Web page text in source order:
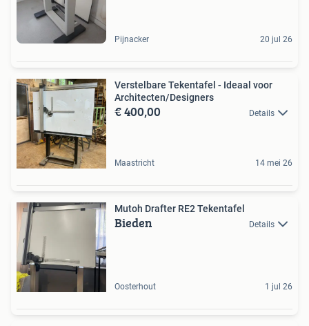
Pijnacker 20 jul 26
Verstelbare Tekentafel - Ideaal voor
Architecten/Designers
€ 400,00 Details
Maastricht 14 mei 26
Mutoh Drafter RE2 Tekentafel
Bieden Details
Oosterhout 1 jul 26